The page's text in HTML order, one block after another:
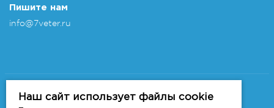
Пишите нам
info@7veter.ru
Интернет-магазин "На Семи Ветрах". Все права
Наш сайт использует файлы cookie